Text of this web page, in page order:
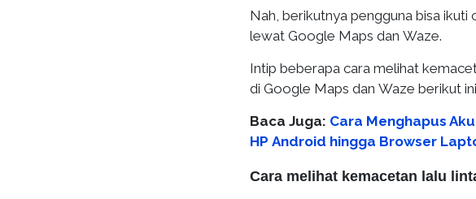
Nah, berikutnya pengguna bisa ikuti
lewat Google Maps dan Waze.
Intip beberapa cara melihat
di Google Maps dan Waze berikut
Baca Juga: Cara Menghapus
HP Android hingga Browser
Cara melihat kemacetan lalu